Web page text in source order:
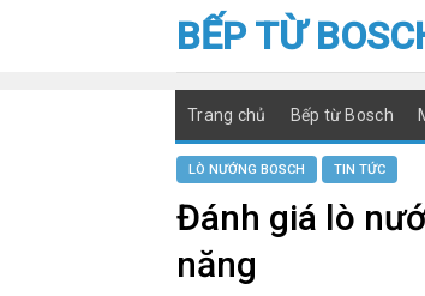
BẾP TỪ
Trang chủ Bếp từ Bosch
LÒ NƯỚNG BOSCH TIN TỨC
Đánh giá lò
năng